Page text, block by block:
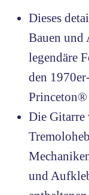
Dieses
Bauen und
legendäre
den
Princeton®
Die Gitarre
und